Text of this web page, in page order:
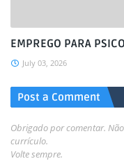
EMPREGO PARA
July 03, 2026
Post a Comment
Obrigado por comentar.
currículo.
Volte sempre.